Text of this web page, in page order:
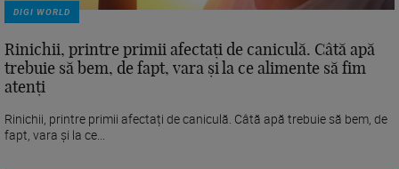
DIGI WORLD
Rinichii, printre primii afectați de caniculă. Câtă apă
trebuie să bem, de fapt, vara și la ce alimente să fim
atenți
Rinichii, printre primii afectați de caniculă. Câtă apă trebuie să bem, de
fapt, vara și la ce...